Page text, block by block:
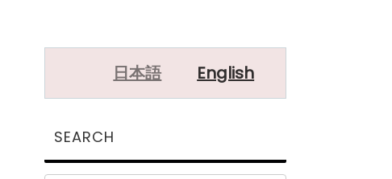
日本語 English
SEARCH